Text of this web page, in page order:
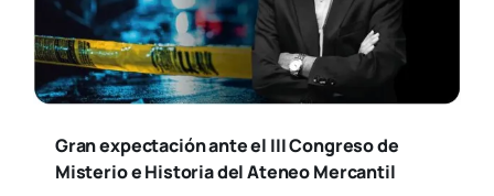
Gran expectación ante el III Congreso de
Misterio e Historia del Ateneo Mercantil